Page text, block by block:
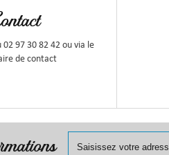
97 30 82 42 ou via le
de contact